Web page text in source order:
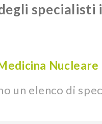
specialisti
Nucleare
un elenco di